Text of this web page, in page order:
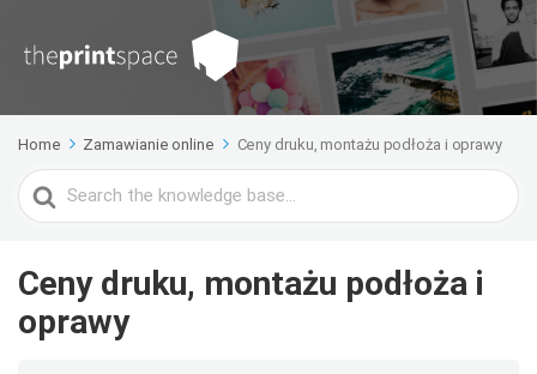
Home Zamawianie online Ceny druku, montażu podłoża i oprawy
Search
For
Ceny druku, montażu podłoża i
oprawy